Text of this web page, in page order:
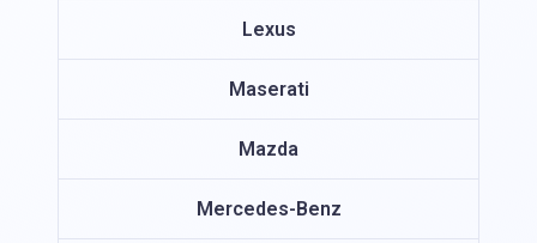
Lexus
Maserati
Mazda
Mercedes-Benz